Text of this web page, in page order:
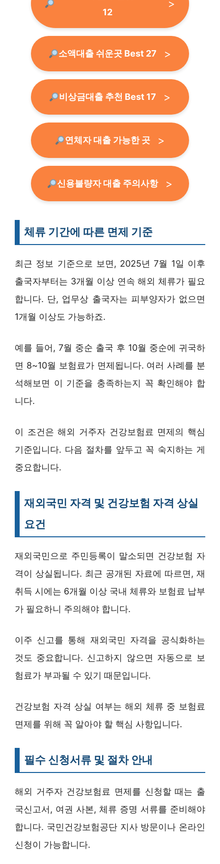
12
소액대출 쉬운곳 Best 27
비상금대출 추천 Best 17
연체자 대출 가능한 곳
신용불량자 대출 주의사항
체류 기간에 따른 면제 기준
최근 정보 기준으로 보면, 2025년 7월 1일 이후
출국자부터는 3개월 이상 연속 해외 체류가 필요
합니다. 단, 업무상 출국자는 피부양자가 없으면
1개월 이상도 가능하죠.
예를 들어, 7월 중순 출국 후 10월 중순에 귀국하
면 8~10월 보험료가 면제됩니다. 여러 사례를 분
석해보면 이 기준을 충족하는지 꼭 확인해야 합
니다.
이 조건은 해외 거주자 건강보험료 면제의 핵심
기준입니다. 다음 절차를 앞두고 꼭 숙지하는 게
중요합니다.
재외국민 자격 및 건강보험 자격 상실
요건
재외국민으로 주민등록이 말소되면 건강보험 자
격이 상실됩니다. 최근 공개된 자료에 따르면, 재
취득 시에는 6개월 이상 국내 체류와 보험료 납부
가 필요하니 주의해야 합니다.
이주 신고를 통해 재외국민 자격을 공식화하는
것도 중요합니다. 신고하지 않으면 자동으로 보
험료가 부과될 수 있기 때문입니다.
건강보험 자격 상실 여부는 해외 체류 중 보험료
면제를 위해 꼭 알아야 할 핵심 사항입니다.
필수 신청서류 및 절차 안내
해외 거주자 건강보험료 면제를 신청할 때는 출
국신고서, 여권 사본, 체류 증명 서류를 준비해야
합니다. 국민건강보험공단 지사 방문이나 온라인
신청이 가능합니다.